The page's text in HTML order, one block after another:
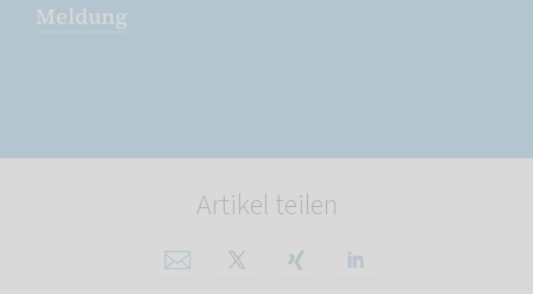
Meldung
Artikel teilen
Per E-Mail teilen
Auf X teilenAuf Xing teilen
Auf Linkedin